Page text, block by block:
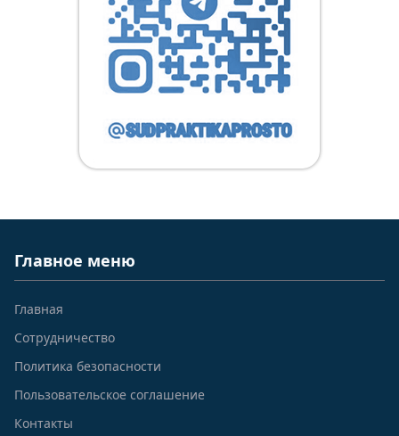
Главное меню
Главная
Сотрудничество
Политика безопасности
Пользовательское соглашение
Контакты